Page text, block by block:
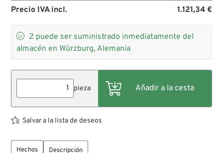
Precio IVA incl.
1.121,34 €
 2 puede ser suministrado inmediatamente del
almacén en Würzburg, Alemania
pieza
Salvar a la lista de deseos
Hechos Descripción